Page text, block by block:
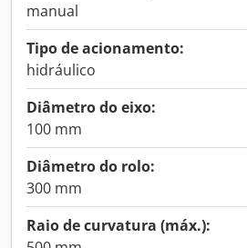
manual
Tipo de acionamento:
hidráulico
Diâmetro do eixo:
100 mm
Diâmetro do rolo:
300 mm
Raio de curvatura (máx.):